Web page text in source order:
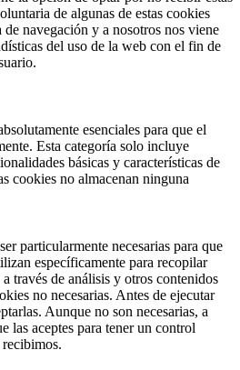
de algunas de estas cookies
navegación y a nosotros nos viene
del uso de la web con el fin de
esenciales para que el
Esta categoría solo incluye
básicas y características de
cookies no almacenan ninguna
particularmente necesarias para que
específicamente para recopilar
través de análisis y otros contenidos
no necesarias. Antes de ejecutar
Aunque no son necesarias, a
las aceptes para tener un control